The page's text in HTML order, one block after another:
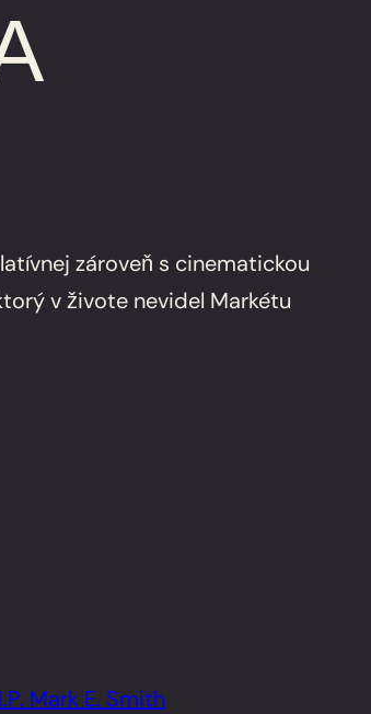
zároveň s cinematickou
v živote nevidel Markétu
Mark E. Smith